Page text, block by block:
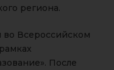
региона.
во Всероссийском
После